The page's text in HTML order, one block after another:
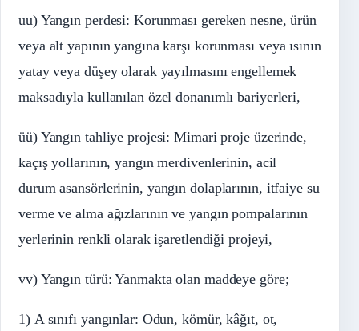
uu) Yangın perdesi: Korunması gereken nesne, ürün
veya alt yapının yangına karşı korunması veya ısının
yatay veya düşey olarak yayılmasını engellemek
maksadıyla kullanılan özel donanımlı bariyerleri,
üü) Yangın tahliye projesi: Mimari proje üzerinde,
kaçış yollarının, yangın merdivenlerinin, acil
durum asansörlerinin, yangın dolaplarının, itfaiye su
verme ve alma ağızlarının ve yangın pompalarının
yerlerinin renkli olarak işaretlendiği projeyi,
vv) Yangın türü: Yanmakta olan maddeye göre;
1) A sınıfı yangınlar: Odun, kömür, kâğıt, ot,